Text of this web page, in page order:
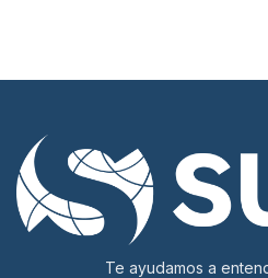
Te ayudamos a